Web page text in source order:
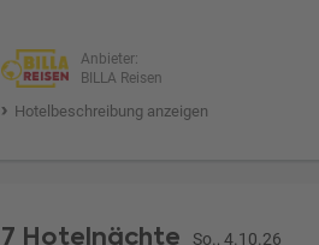
Anbieter:
BILLA Reisen
Hotelbeschreibung anzeigen
7 Hotelnächte So., 4.10.26